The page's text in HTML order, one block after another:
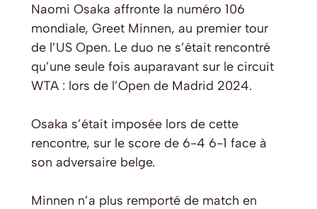
Naomi Osaka affronte la numéro 106
mondiale, Greet Minnen, au premier tour
de l’US Open. Le duo ne s’était rencontré
qu’une seule fois auparavant sur le circuit
WTA : lors de l’Open de Madrid 2024.
Osaka s’était imposée lors de cette
rencontre, sur le score de 6-4 6-1 face à
son adversaire belge.
Minnen n’a plus remporté de match en